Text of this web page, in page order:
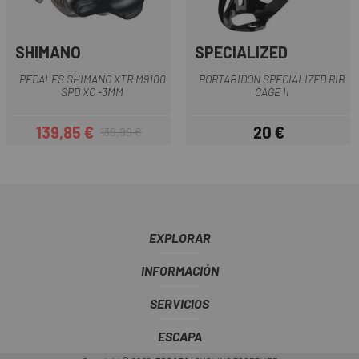
SHIMANO
PEDALES SHIMANO XTR M9100
SPD XC -3MM
Precio
139,85 €Precio regular
139,99 €
SPECIALIZED
PORTABIDON SPECIALIZED RIB
CAGE II
Precio
20 €
EXPLORAR
INFORMACIÓN
SERVICIOS
ESCAPA